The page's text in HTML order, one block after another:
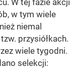
W tej fazie akcji
w tym wiele
niemal
przysiółkach.
wiele tygodni.
selekcji: